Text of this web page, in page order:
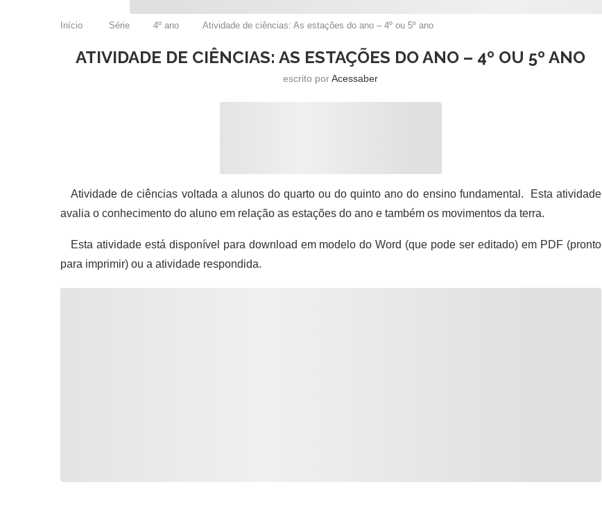
Início Série 4º ano Atividade de ciências: As estações do ano – 4º ou 5º ano
ATIVIDADE DE CIÊNCIAS: AS ESTAÇÕES DO ANO – 4º OU 5º ANO
escrito porAcessaber
Atividade de ciências voltada a alunos do quarto ou do quinto ano do ensino fundamental. Esta atividade
avalia o conhecimento do aluno em relação as estações do ano e também os movimentos da terra.
Esta atividade está disponível para download em modelo do Word (que pode ser editado) em PDF (pronto
para imprimir) ou a atividade respondida.